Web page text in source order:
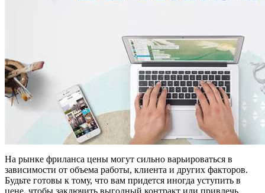
На рынке фриланса цены могут сильно варьироваться в
зависимости от объема работы, клиента и других факторов.
Будьте готовы к тому, что вам придется иногда уступить в
цене, чтобы заключить выгодный контракт или привлечь